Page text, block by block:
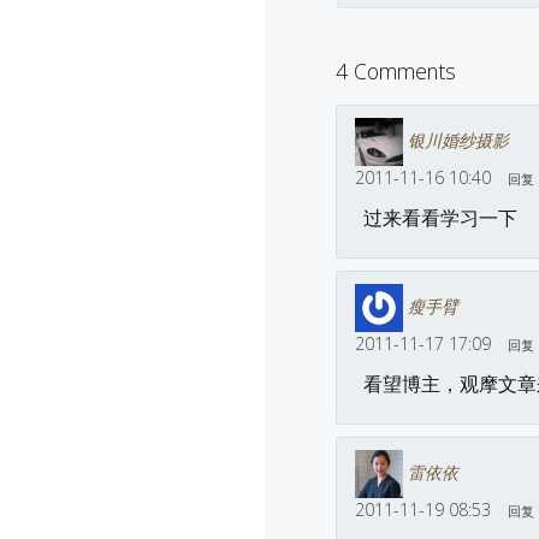
4 Comments
银川婚纱摄影
2011-11-16 10:40
回复
过来看看学习一下
瘦手臂
2011-11-17 17:09
回复
看望博主，观摩文
雷依依
2011-11-19 08:53
回复